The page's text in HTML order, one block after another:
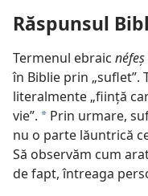
Răspunsul
Termenul ebraic néfeș
în Biblie prin „suflet”.
literalmente „ființă
vie”. a Prin urmare,
nu o parte lăuntrică
Să observăm cum
de fapt, întreaga